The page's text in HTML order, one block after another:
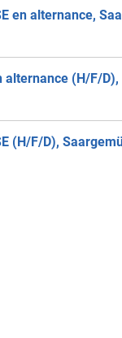
en alternance,
alternance (H/F/
(H/F/D),